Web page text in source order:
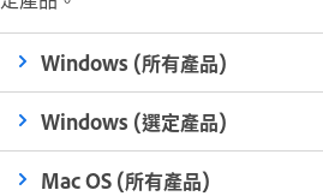
Windows (所有產品)
Windows (選定產品)
Mac OS (所有產品)